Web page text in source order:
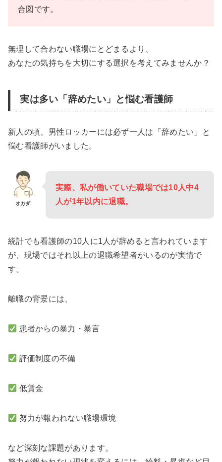
合図です。
無理して合わない職場にとどまるより、
あなたの気持ちを大切にする選択を考えてみませんか？
実は多い「辞めたい」と悩む看護師
新人の頃、男性ロッカーには必ず一人は「辞めたい」と
悩む看護師がいました。
オカダ
実際、私が働いていた職場では10人中4
人が1年以内に退職。
統計でも看護師の10人に1人が辞めると言われています
が、現場ではそれ以上の退職希望者がいるのが実情で
す。
離職の背景には、
患者からの暴力・暴言
評価制度の不備
低賃金
努力が報われない職場環境
など深刻な課題があります。